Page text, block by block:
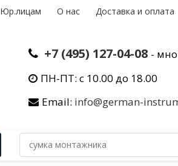
Юр.лицам О нас Доставка и оплата
+7 (495) 127-04-08 -
ПН-ПТ: с 10.00 до 18.00
Email: info@german-